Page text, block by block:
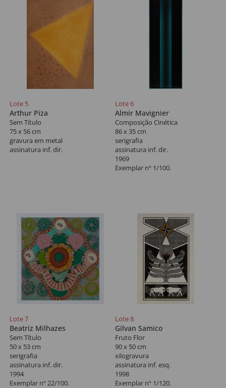
Lote 5
Arthur Piza
Sem Título
75 x 56 cm
gravura em metal
assinatura inf. dir.
Lote 6
Almir Mavignier
Composição Cinética
86 x 35 cm
serigrafia
assinatura inf. dir.
1969
Exemplar nº 1/100.
Lote 7
Beatriz Milhazes
Sem Título
50 x 53 cm
serigrafia
assinatura inf. dir.
1994
Exemplar nº 22/100.
Lote 8
Gilvan Samico
Fruto Flor
90 x 50 cm
xilogravura
assinatura inf. esq.
1998
Exemplar nº 1/120.